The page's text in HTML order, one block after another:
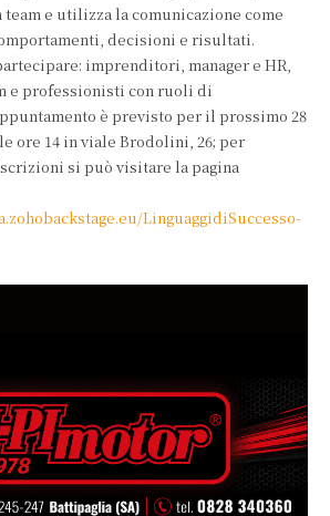
e utilizza la comunicazione come
decisioni e risultati.
imprenditori, manager e HR,
e professionisti con ruoli di
è previsto per il prossimo 28
ore 14 in viale Brodolini, 26; per
si può visitare la pagina
LinguaggidiSuccesso-